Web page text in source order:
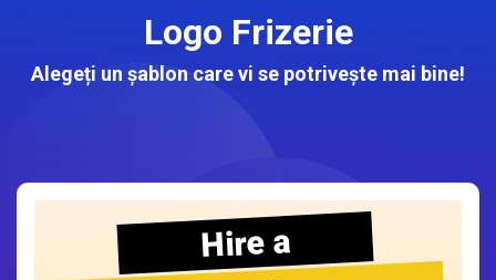
Logo Frizerie
Alegeți un șablon care vi se potrivește mai bine!
Hire a